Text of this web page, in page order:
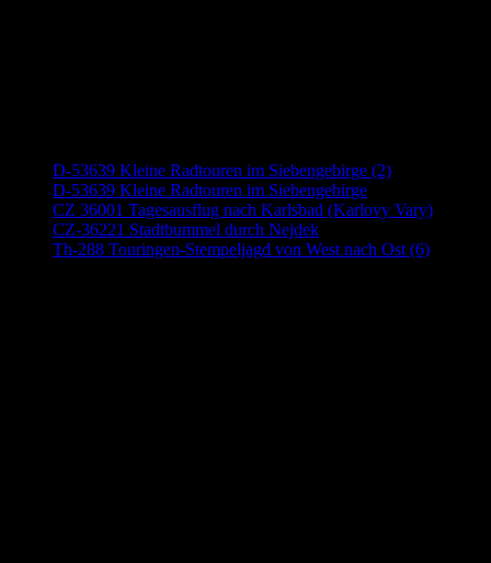
D-53639 Kleine Radtouren im Siebengebirge (2)
D-53639 Kleine Radtouren im Siebengebirge
CZ 36001 Tagesausflug nach Karlsbad (Karlovy Vary)
CZ-36221 Stadtbummel durch Nejdek
Th-288 Touringen-Stempeljagd von West nach Ost (6)